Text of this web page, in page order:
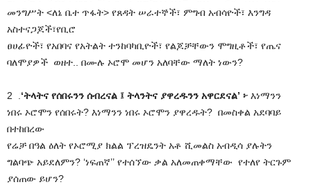
መንግሥት <ለኔ ቤተ ጥፋት> የጸዳት ሠራተኞች፣ ምግብ አብሳዮች፣ እንግዳ
አስተናጋጆች፣የቢሮ
ፀሀፊዮች፣ የአበባና የአትልት ተንከባካቢዮች፣ የልጆቻቸውን ሞግዚቶች፣ የጤና
ባለሞያዎች ወዘተ.. በሙሉ ኦሮሞ መሆን አለባቸው ማለት ነውን?
2 . ‘ትላትና የሰበሩንን ሰብረናል ፤ ትላንትና ያዋረዱንን አዋርደናል’ ፦ እነማንን
ነበሩ ኦሮሞን የሰበሩት? እነማንን ነበሩ ኦሮሞን ያዋረዱት? በመስቀል አደባባይ
በተከበረው
የሬቻ በዓል ዕለት የኦሮሚያ ክልል ፕረዝዴንት አቶ ሺመልስ አብዲሳ ያሉትን
ግልባጭ አይደለምን? ‘ነፍጠኛ’’ የተሰኘው ቃል አለመጠቀማቸው የተለየ ትርጉም
ያሰጠው ይሆን?